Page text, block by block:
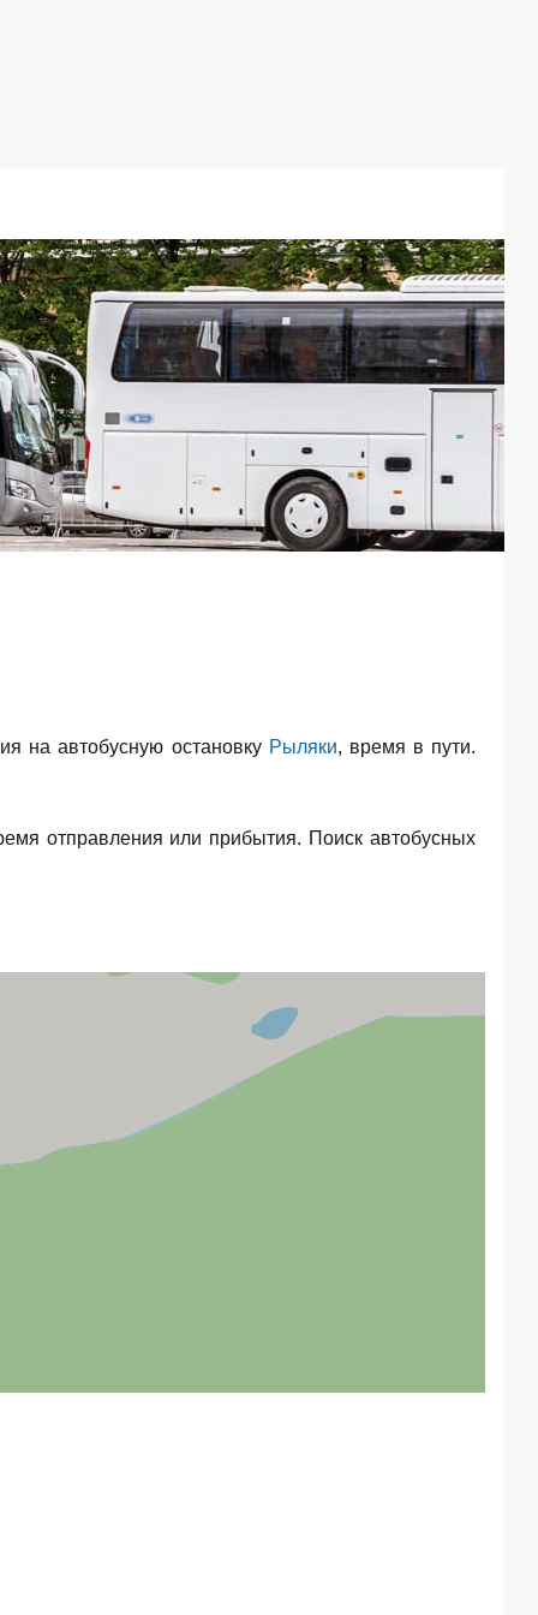
на автобусную остановку Рыляки, время в пути.
отправления или прибытия. Поиск автобусных